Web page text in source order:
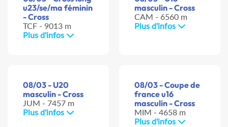
u23/se/ma féminin
- Cross
TCF - 9013 m
Plus d'infos
masculin - Cross
CAM - 6560 m
Plus d'infos
08/03 - U20
masculin - Cross
JUM - 7457 m
Plus d'infos
08/03 - Coupe de
france u16
masculin - Cross
MIM - 4658 m
Plus d'infos